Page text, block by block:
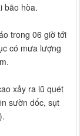
bão hòa.
trong 06 giờ tới
có mưa lượng
xảy ra lũ quét
sườn dốc, sụt